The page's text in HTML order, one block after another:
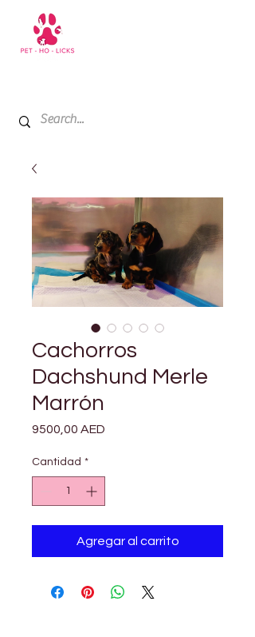
Cachorros
Dachshund Merle
Marrón
9500,00 AED
Cantidad *
Agregar al carrito